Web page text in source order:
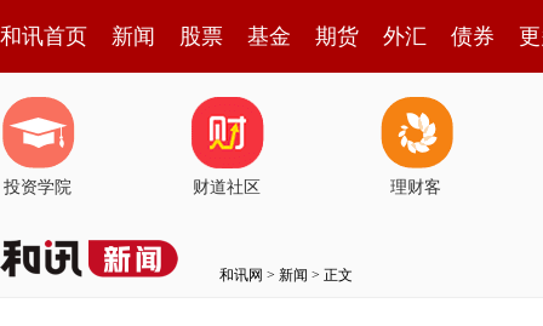
和讯首页 新闻 股票 基金 期货 外汇 债券
投资学院 财道社区 理财客
和讯网 > 新闻 > 正文